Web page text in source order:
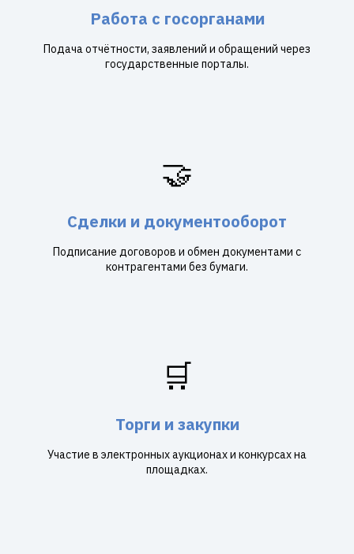
Работа с госорганами
Подача отчётности, заявлений и обращений через
государственные порталы.
🤝
Сделки и документооборот
Подписание договоров и обмен документами с
контрагентами без бумаги.
🛒
Торги и закупки
Участие в электронных аукционах и конкурсах на
площадках.